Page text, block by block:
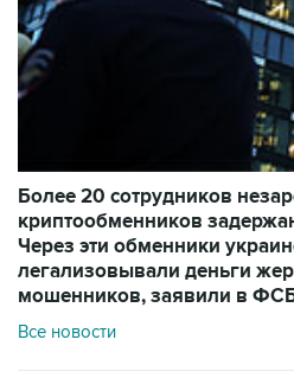
Более 20 сотрудников
криптообменников
Через эти обменники
легализовывали деньги
мошенников, заявили в
Все новости